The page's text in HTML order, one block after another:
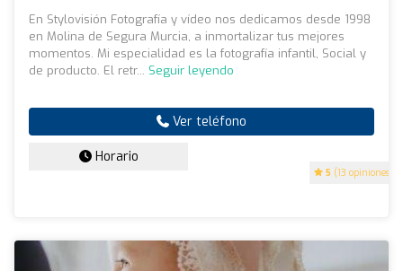
5 (13 opiniones)
En Stylovisión Fotografía y vídeo nos dedicamos desde 1998
en Molina de Segura Murcia, a inmortalizar tus mejores
momentos. Mi especialidad es la fotografía infantil, Social y
de producto. El retr... Seguir leyendo
Ver teléfono
Horario